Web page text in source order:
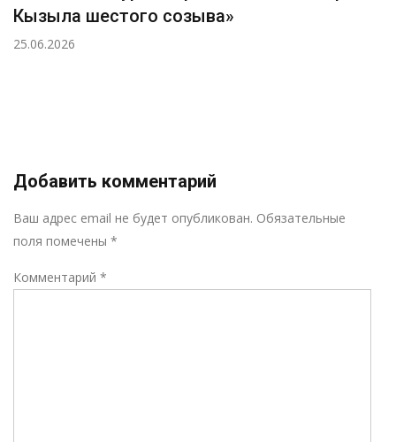
Кызыла шестого созыва»
25.06.2026
Добавить комментарий
Ваш адрес email не будет опубликован. Обязательные
поля помечены *
Комментарий *